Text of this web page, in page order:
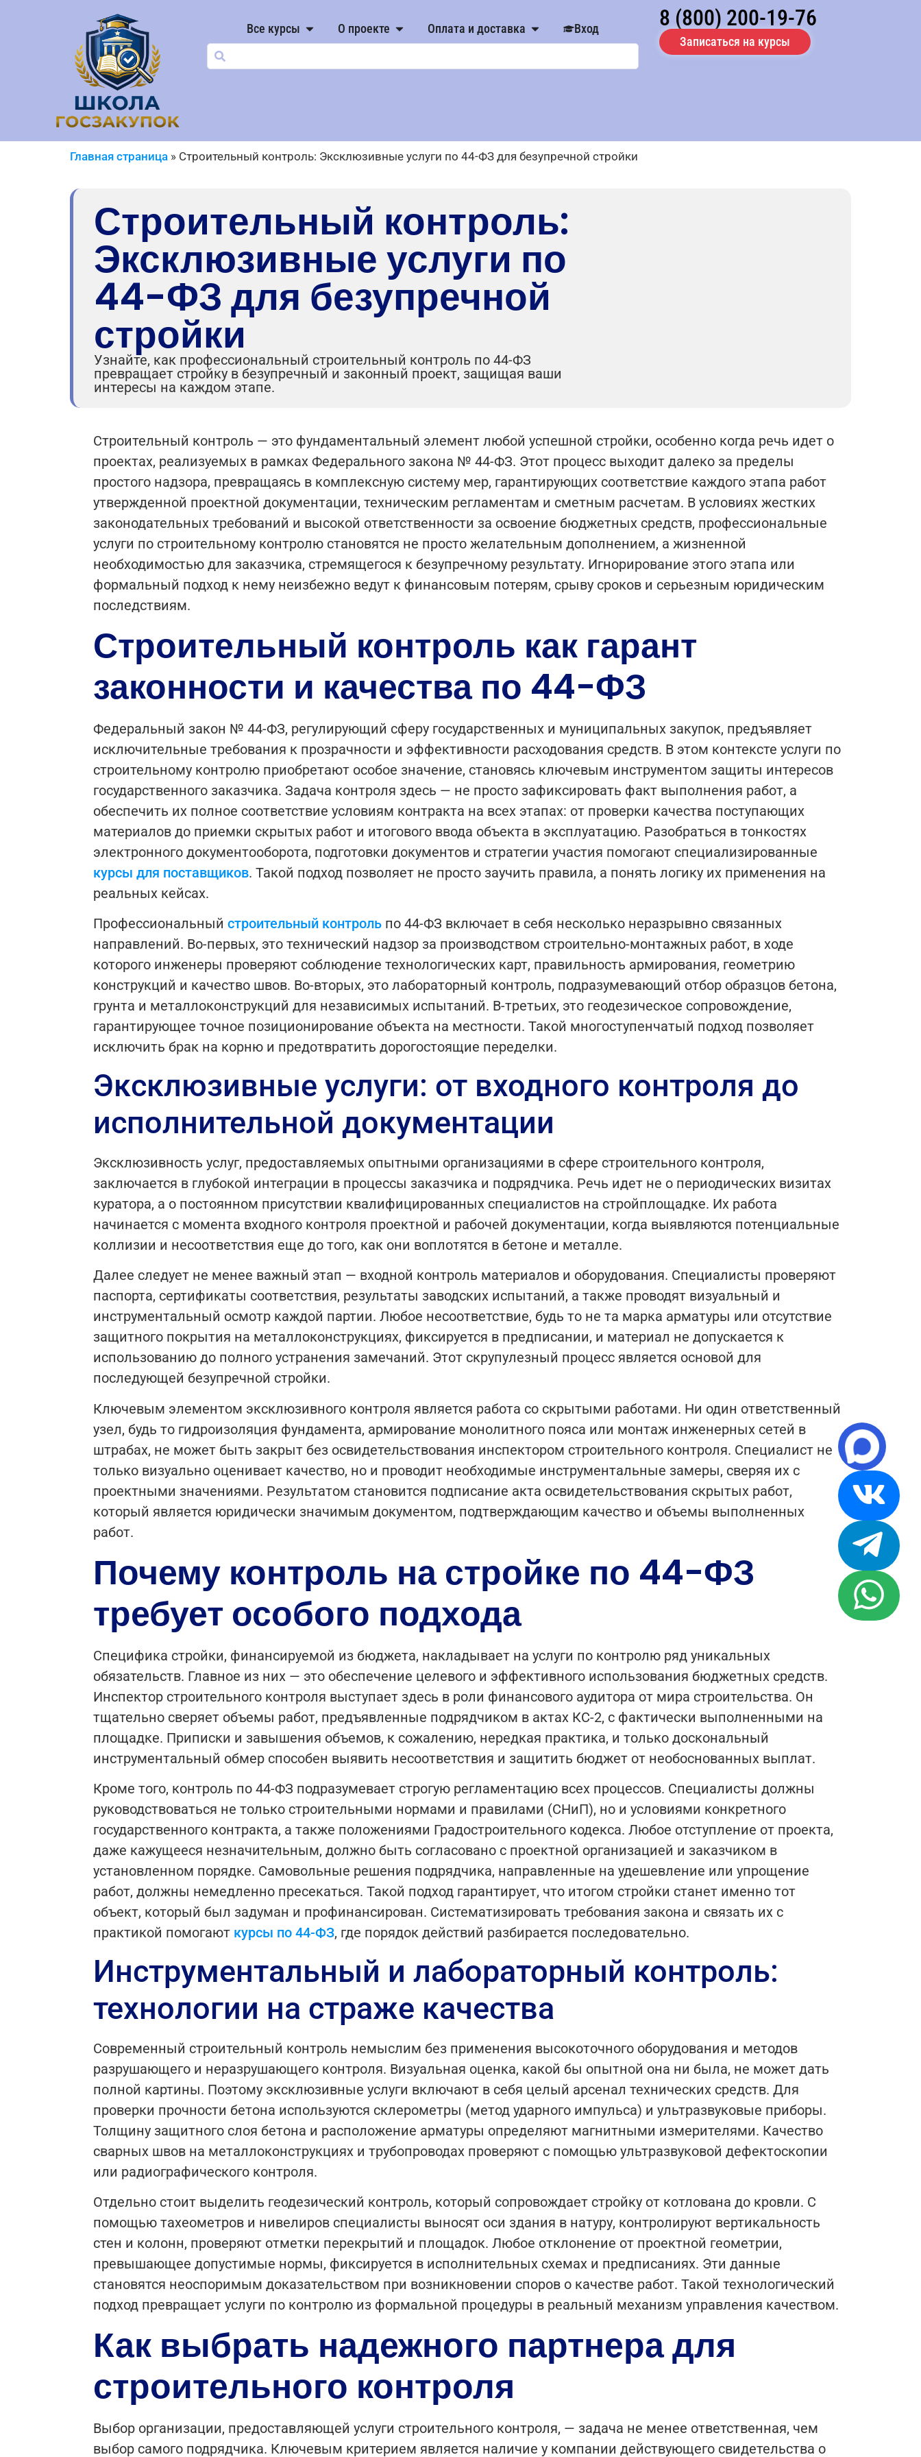
Все курсы О проекте Оплата и доставка Вход 8 (800) 200-19-76
Записаться на курсы
Главная страница » Строительный контроль: Эксклюзивные услуги по 44-ФЗ для безупречной стройки
Строительный контроль:
Эксклюзивные услуги по
44-ФЗ для безупречной
стройки
Узнайте, как профессиональный строительный контроль по 44-ФЗ
превращает стройку в безупречный и законный проект, защищая ваши
интересы на каждом этапе.
Строительный контроль — это фундаментальный элемент любой успешной стройки, особенно когда речь идет о
проектах, реализуемых в рамках Федерального закона № 44-ФЗ. Этот процесс выходит далеко за пределы
простого надзора, превращаясь в комплексную систему мер, гарантирующих соответствие каждого этапа работ
утвержденной проектной документации, техническим регламентам и сметным расчетам. В условиях жестких
законодательных требований и высокой ответственности за освоение бюджетных средств, профессиональные
услуги по строительному контролю становятся не просто желательным дополнением, а жизненной
необходимостью для заказчика, стремящегося к безупречному результату. Игнорирование этого этапа или
формальный подход к нему неизбежно ведут к финансовым потерям, срыву сроков и серьезным юридическим
последствиям.
Строительный контроль как гарант
законности и качества по 44-ФЗ
Федеральный закон № 44-ФЗ, регулирующий сферу государственных и муниципальных закупок, предъявляет
исключительные требования к прозрачности и эффективности расходования средств. В этом контексте услуги по
строительному контролю приобретают особое значение, становясь ключевым инструментом защиты интересов
государственного заказчика. Задача контроля здесь — не просто зафиксировать факт выполнения работ, а
обеспечить их полное соответствие условиям контракта на всех этапах: от проверки качества поступающих
материалов до приемки скрытых работ и итогового ввода объекта в эксплуатацию. Разобраться в тонкостях
электронного документооборота, подготовки документов и стратегии участия помогают специализированные
курсы для поставщиков. Такой подход позволяет не просто заучить правила, а понять логику их применения на
реальных кейсах.
Профессиональный строительный контроль по 44-ФЗ включает в себя несколько неразрывно связанных
направлений. Во-первых, это технический надзор за производством строительно-монтажных работ, в ходе
которого инженеры проверяют соблюдение технологических карт, правильность армирования, геометрию
конструкций и качество швов. Во-вторых, это лабораторный контроль, подразумевающий отбор образцов бетона,
грунта и металлоконструкций для независимых испытаний. В-третьих, это геодезическое сопровождение,
гарантирующее точное позиционирование объекта на местности. Такой многоступенчатый подход позволяет
исключить брак на корню и предотвратить дорогостоящие переделки.
Эксклюзивные услуги: от входного контроля до
исполнительной документации
Эксклюзивность услуг, предоставляемых опытными организациями в сфере строительного контроля,
заключается в глубокой интеграции в процессы заказчика и подрядчика. Речь идет не о периодических визитах
куратора, а о постоянном присутствии квалифицированных специалистов на стройплощадке. Их работа
начинается с момента входного контроля проектной и рабочей документации, когда выявляются потенциальные
коллизии и несоответствия еще до того, как они воплотятся в бетоне и металле.
Далее следует не менее важный этап — входной контроль материалов и оборудования. Специалисты проверяют
паспорта, сертификаты соответствия, результаты заводских испытаний, а также проводят визуальный и
инструментальный осмотр каждой партии. Любое несоответствие, будь то не та марка арматуры или отсутствие
защитного покрытия на металлоконструкциях, фиксируется в предписании, и материал не допускается к
использованию до полного устранения замечаний. Этот скрупулезный процесс является основой для
последующей безупречной стройки.
Ключевым элементом эксклюзивного контроля является работа со скрытыми работами. Ни один ответственный
узел, будь то гидроизоляция фундамента, армирование монолитного пояса или монтаж инженерных сетей в
штрабах, не может быть закрыт без освидетельствования инспектором строительного контроля. Специалист не
только визуально оценивает качество, но и проводит необходимые инструментальные замеры, сверяя их с
проектными значениями. Результатом становится подписание акта освидетельствования скрытых работ,
который является юридически значимым документом, подтверждающим качество и объемы выполненных
работ.
Почему контроль на стройке по 44-ФЗ
требует особого подхода
Специфика стройки, финансируемой из бюджета, накладывает на услуги по контролю ряд уникальных
обязательств. Главное из них — это обеспечение целевого и эффективного использования бюджетных средств.
Инспектор строительного контроля выступает здесь в роли финансового аудитора от мира строительства. Он
тщательно сверяет объемы работ, предъявленные подрядчиком в актах КС-2, с фактически выполненными на
площадке. Приписки и завышения объемов, к сожалению, нередкая практика, и только доскональный
инструментальный обмер способен выявить несоответствия и защитить бюджет от необоснованных выплат.
Кроме того, контроль по 44-ФЗ подразумевает строгую регламентацию всех процессов. Специалисты должны
руководствоваться не только строительными нормами и правилами (СНиП), но и условиями конкретного
государственного контракта, а также положениями Градостроительного кодекса. Любое отступление от проекта,
даже кажущееся незначительным, должно быть согласовано с проектной организацией и заказчиком в
установленном порядке. Самовольные решения подрядчика, направленные на удешевление или упрощение
работ, должны немедленно пресекаться. Такой подход гарантирует, что итогом стройки станет именно тот
объект, который был задуман и профинансирован. Систематизировать требования закона и связать их с
практикой помогают курсы по 44-ФЗ, где порядок действий разбирается последовательно.
Инструментальный и лабораторный контроль:
технологии на страже качества
Современный строительный контроль немыслим без применения высокоточного оборудования и методов
разрушающего и неразрушающего контроля. Визуальная оценка, какой бы опытной она ни была, не может дать
полной картины. Поэтому эксклюзивные услуги включают в себя целый арсенал технических средств. Для
проверки прочности бетона используются склерометры (метод ударного импульса) и ультразвуковые приборы.
Толщину защитного слоя бетона и расположение арматуры определяют магнитными измерителями. Качество
сварных швов на металлоконструкциях и трубопроводах проверяют с помощью ультразвуковой дефектоскопии
или радиографического контроля.
Отдельно стоит выделить геодезический контроль, который сопровождает стройку от котлована до кровли. С
помощью тахеометров и нивелиров специалисты выносят оси здания в натуру, контролируют вертикальность
стен и колонн, проверяют отметки перекрытий и площадок. Любое отклонение от проектной геометрии,
превышающее допустимые нормы, фиксируется в исполнительных схемах и предписаниях. Эти данные
становятся неоспоримым доказательством при возникновении споров о качестве работ. Такой технологический
подход превращает услуги по контролю из формальной процедуры в реальный механизм управления качеством.
Как выбрать надежного партнера для
строительного контроля
Выбор организации, предоставляющей услуги строительного контроля, — задача не менее ответственная, чем
выбор самого подрядчика. Ключевым критерием является наличие у компании действующего свидетельства о